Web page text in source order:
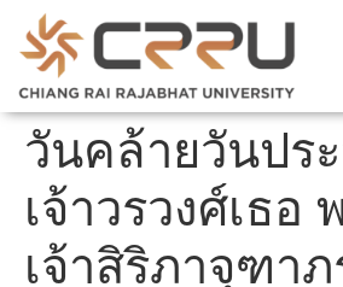
วันคล้ายวันปร
เจ้าวรวงศ์เธอ
เจ้าสิริภาจุฑา